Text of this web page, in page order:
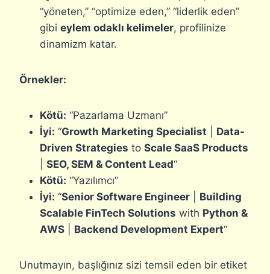
“yöneten,” “optimize eden,” “liderlik eden”
gibi eylem odaklı kelimeler, profilinize
dinamizm katar.
Örnekler:
Kötü: “Pazarlama Uzmanı”
İyi: “Growth Marketing Specialist
Data-
Driven Strategies to Scale SaaS Products
SEO, SEM & Content Lead“
Kötü: “Yazılımcı”
İyi: “Senior Software Engineer
Building
Scalable FinTech Solutions with Python &
AWS
Backend Development Expert“
Unutmayın, başlığınız sizi temsil eden bir etiket